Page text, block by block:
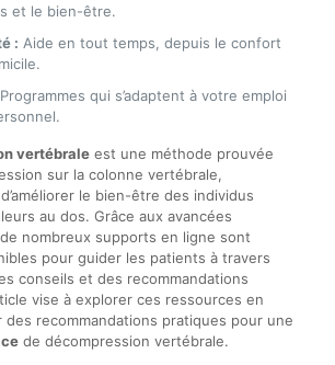
et le bien-être.
: Aide en tout temps, depuis le confort
Programmes qui s’adaptent à votre emploi
vertébraleest une méthode prouvée
sur la colonne vertébrale,
le bien-être des individus
au dos. Grâce aux avancées
nombreux supports en ligne sont
pour guider les patients à travers
conseils et des recommandations
vise à explorer ces ressources en
des recommandations pratiques pour une
de décompression vertébrale.